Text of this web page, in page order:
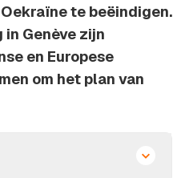
te beëindigen.
Genève zijn
en Europese
om het plan van